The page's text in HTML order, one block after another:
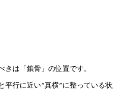
きは「鎖骨」の位置です。
平行に近い“真横”に整っている